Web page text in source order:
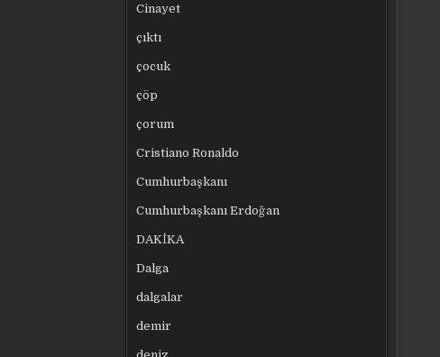
Cinayet
çıktı
çocuk
çöp
çorum
Cristiano Ronaldo
Cumhurbaşkanı
Cumhurbaşkanı Erdoğan
DAKİKA
Dalga
dalgalar
demir